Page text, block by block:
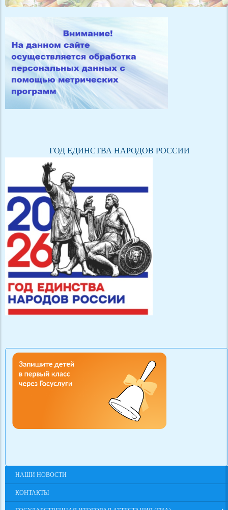
ГОД ЕДИНСТВА НАРОДОВ РОССИИ
НАШИ НОВОСТИ
КОНТАКТЫ